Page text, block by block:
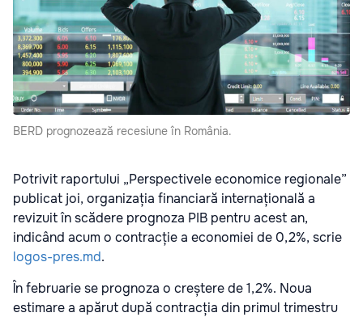
BERD prognozează recesiune în România.
Potrivit raportului „Perspectivele economice regionale”
publicat joi, organizația financiară internațională a
revizuit în scădere prognoza PIB pentru acest an,
indicând acum o contracție a economiei de 0,2%, scrie
logos-pres.md.
În februarie se prognoza o creștere de 1,2%. Noua
estimare a apărut după contracția din primul trimestru